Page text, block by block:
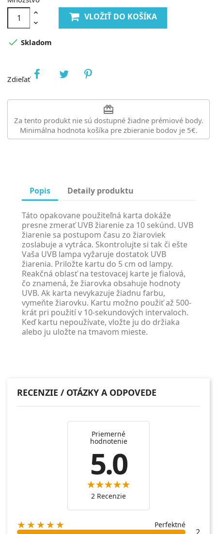
VLOŽIŤ DO KOŠÍKA
 Skladom
Zdieľať
redeem
Za tento produkt nie sú dostupné žiadne prémiové body.
Minimálna hodnota košíka pre zbieranie bodov je 5€.
Popis Detaily produktu
Táto opakovane použiteľná karta dokáže
presne zmerať UVB žiarenie za 10 sekúnd. UVB
žiarenie sa postupom času zo žiaroviek
zoslabuje a vytráca. Skontrolujte si tak či ešte
Vaša UVB lampa vyžaruje dostatok UVB
žiarenia. Priložte kartu do 5 cm od lampy.
Reakčná oblasť na testovacej karte je fialová,
čo znamená, že žiarovka obsahuje hodnoty
UVB. Ak karta nevykazuje žiadnu farbu,
vymeňte žiarovku. Kartu možno použiť až 500-
krát pri použití v 10-sekundových intervaloch.
Keď kartu nepoužívate, vložte ju do držiaka
alebo ju uložte na tmavom mieste.
RECENZIE / OTÁZKY A ODPOVEDE
Priemerné
hodnotenie
5.0
2 Recenzie
★★★★★ Perfektné